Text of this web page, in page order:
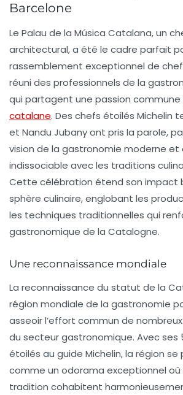
Barcelone
Le Palau de la Música Catalana, un
architectural, a été le cadre parfait
rassemblement exceptionnel de
réuni des professionnels de la
qui partagent une passion commune
catalane. Des chefs étoilés Michelin
et Nandu Jubany ont pris la parole,
vision de la gastronomie moderne et
indissociable avec les traditions
Cette célébration étend son impact
sphère culinaire, englobant les
les techniques traditionnelles qui
gastronomique de la Catalogne.
Une reconnaissance mondiale
La reconnaissance du statut de la
région mondiale de la gastronomie
asseoir l’effort commun de
du secteur gastronomique. Avec ses
étoilés au guide Michelin, la région se
comme un odorama exceptionnel
tradition cohabitent